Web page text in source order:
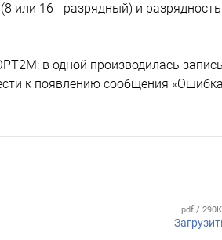
или 16 - разрядный) и разрядность
в одной производилась
к появлению сообщения
pdf /